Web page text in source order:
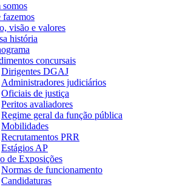
somos
fazemos
visão e valores
história
concursais
Dirigentes DGAJ
Administradores judiciários
Oficiais de justiça
Peritos avaliadores
Regime geral da função pública
Mobilidades
Recrutamentos PRR
Estágios AP
de Exposições
Normas de funcionamento
Candidaturas